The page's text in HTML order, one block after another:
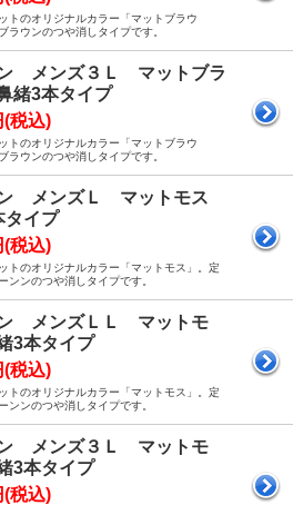
トのオリジナルカラー「マットブラウ
ラウンのつや消しタイプです。
メンズ３Ｌ マットブラ
緒3本タイプ
(税込)
トのオリジナルカラー「マットブラウ
ラウンのつや消しタイプです。
メンズＬ マットモス
タイプ
(税込)
トのオリジナルカラー「マットモス」。定
ンンのつや消しタイプです。
メンズＬＬ マットモ
3本タイプ
(税込)
トのオリジナルカラー「マットモス」。定
ンンのつや消しタイプです。
メンズ３Ｌ マットモ
3本タイプ
(税込)